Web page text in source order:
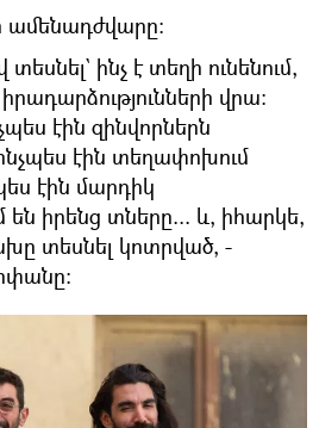
ամենադժվարը:
ինչ է տեղի ունենում,
իրադարձությունների վրա։
էին զինվորներն
էին տեղափոխում
էին մարդիկ
են իրենց տները... և, իհարկե,
տեսնել կոտրված, -